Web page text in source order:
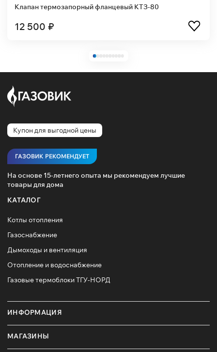
Клапан термозапорный фланцевый КТЗ-80
12 500 ₽
Купон для выгодной цены
ГАЗОВИК РЕКОМЕНДУЕТ
На основе 15-летнего опыта мы рекомендуем лучшие
товары для дома
КАТАЛОГ
Котлы отопления
Газоснабжение
Дымоходы и вентиляция
Отопление и водоснабжение
Газовые термоблоки ТГУ-НОРД
ИНФОРМАЦИЯ
МАГАЗИНЫ